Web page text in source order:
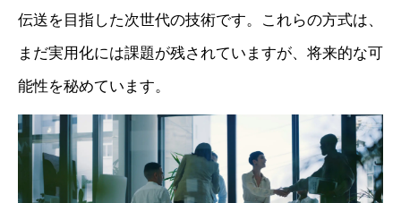
伝送を目指した次世代の技術です。これらの方式は、
まだ実用化には課題が残されていますが、将来的な可
能性を秘めています。